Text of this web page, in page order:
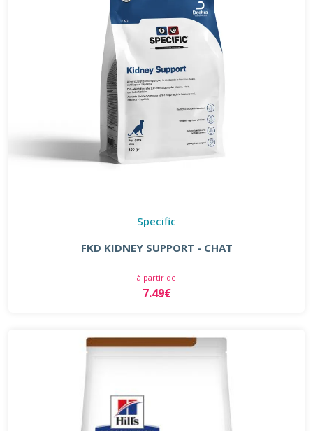
Specific
FKD KIDNEY SUPPORT - CHAT
à partir de
7.49€